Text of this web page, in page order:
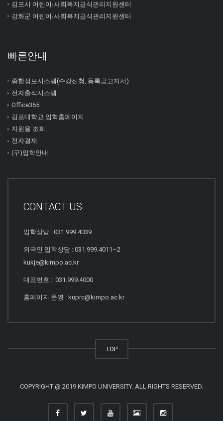
김포시 어린이∙사회복지급식관리지원센터
강화군 어린이∙사회복지급식관리지원센터
빠른안내
종합정보시스템(수강신청, 등록금고지서)
전자출석시스템
Office365
김포대학교 입학홈페이지
지원율 조회
전자결재
(구)입학안내
CONTACT US
입학상담 : 031.999.4039
외국인 입학상담 : 031.999.4011~2
kukje@kimpo.ac.kr
대표번호 : 031.999.4000
홈페이지 운영 : kuprc@kimpo.ac.kr
TOP
COPYRIGHT @ 2019 KIMPO UNIVERSITY. ALL RIGHTS RESERVED.